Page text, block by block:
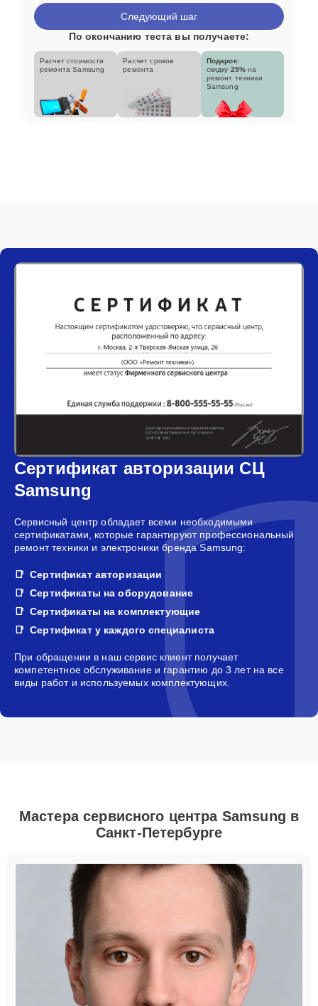
Следующий шаг
По окончанию теста вы получаете:
Расчет стоимости
ремонта Samsung
Расчет сроков
ремонта
Подарок:
скидку 25% на
ремонт техники
Samsung
Сертификат авторизации СЦ
Samsung
Сервисный центр обладает всеми необходимыми
сертификатами, которые гарантируют профессиональный
ремонт техники и электроники бренда Samsung:
Сертификат авторизации
Сертификаты на оборудование
Сертификаты на комплектующие
Сертификат у каждого специалиста
При обращении в наш сервис клиент получает
компетентное обслуживание и гарантию до 3 лет на все
виды работ и используемых комплектующих.
Мастера сервисного центра Samsung в
Санкт-Петербурге